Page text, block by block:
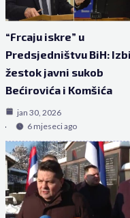
“Frcaju iskre” u
Predsjedništvu BiH:
žestok javni sukob
Bećirovića i Komšića
jan 30, 2026
6 mjeseci ago